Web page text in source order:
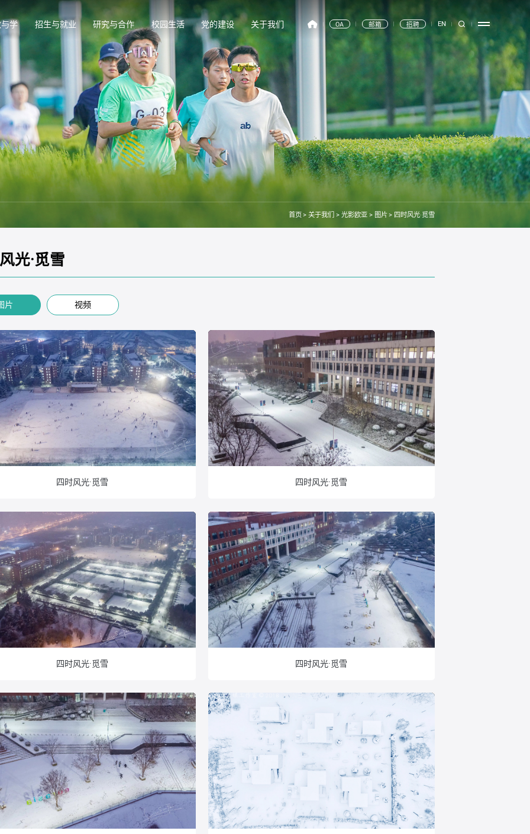
OA 邮箱 招聘 EN
学 招生与就业 研究与合作 校园生活 党的建设 关于我们
首页>关于我们>光影欧亚> 图片> 四时风光·觅雪
光·觅雪
片 视频
四时风光·觅雪 四时风光·觅雪
四时风光·觅雪 四时风光·觅雪